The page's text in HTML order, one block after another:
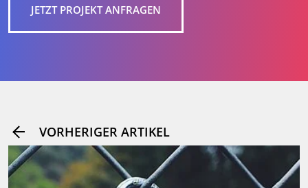
JETZT PROJEKT ANFRAGEN
VORHERIGER ARTIKEL